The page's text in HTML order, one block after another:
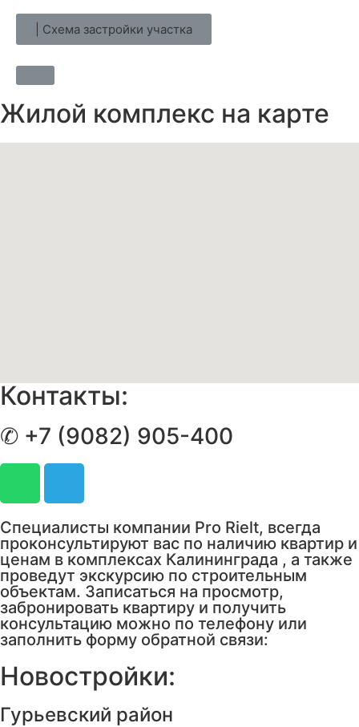
| Схема застройки участка
Жилой комплекс на карте
Контакты:
✆ +7 (9082) 905-400
Специалисты компании Pro Rielt, всегда
проконсультируют вас по наличию квартир и
ценам в комплексах Калининграда , а также
проведут экскурсию по строительным
объектам. Записаться на просмотр,
забронировать квартиру и получить
консультацию можно по телефону или
заполнить форму обратной связи:
Новостройки:
Гурьевский район